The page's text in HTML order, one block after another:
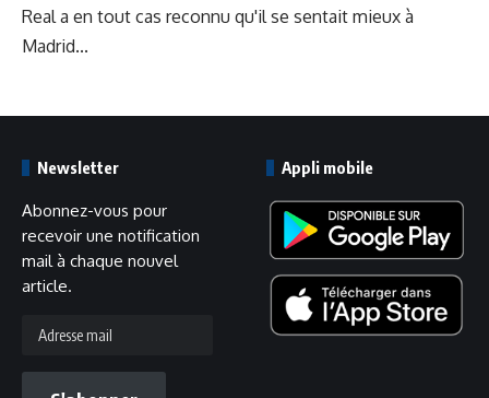
Real a en tout cas reconnu qu'il se sentait mieux à
Madrid...
Newsletter
Abonnez-vous pour
recevoir une notification
mail à chaque nouvel
article.
mail
Appli mobile